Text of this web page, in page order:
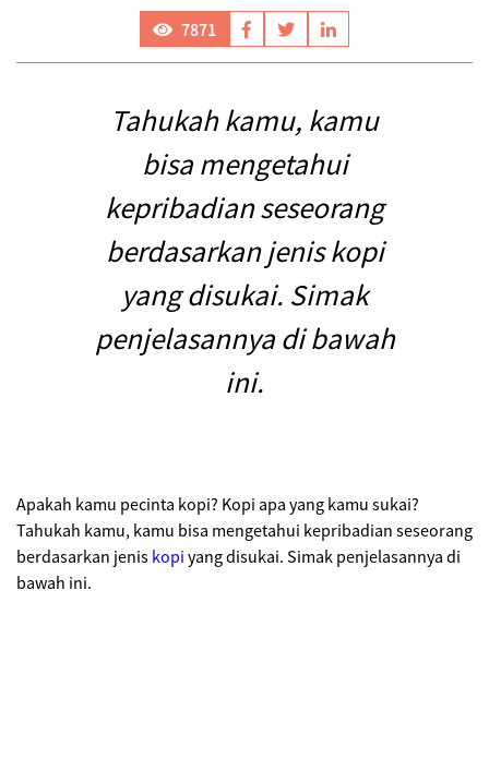
7871
Tahukah kamu, kamu
bisa mengetahui
kepribadian seseorang
berdasarkan jenis kopi
yang disukai. Simak
penjelasannya di bawah
ini.
Apakah kamu pecinta kopi? Kopi apa yang kamu sukai?
Tahukah kamu, kamu bisa mengetahui kepribadian seseorang
berdasarkan jenis kopi yang disukai. Simak penjelasannya di
bawah ini.